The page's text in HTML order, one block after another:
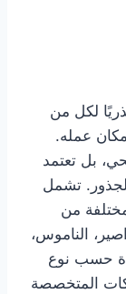
لكل من
عمله.
بل تعتمد
تشمل
مختلفة من
الناموس،
حسب نوع
المتخصصة